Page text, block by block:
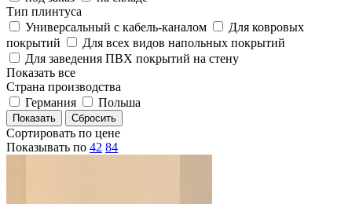
Тип плинтуса
Универсальный с кабель-каналом
Для ковровых
покрытий
Для всех видов напольных покрытий
Для заведения ПВХ покрытий на стену
Показать все
Страна производства
Германия
Польша
Сортировать по цене
Показывать по 42 84